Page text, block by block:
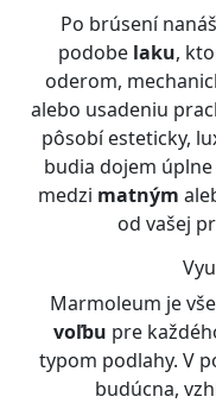
Po brúsení
podobe laku,
oderom,
alebo usadeniu
pôsobí esteticky,
budia dojem
medzi matným
od vašej
Marmoleum je
voľbu pre
typom podlahy. V
budúcna,